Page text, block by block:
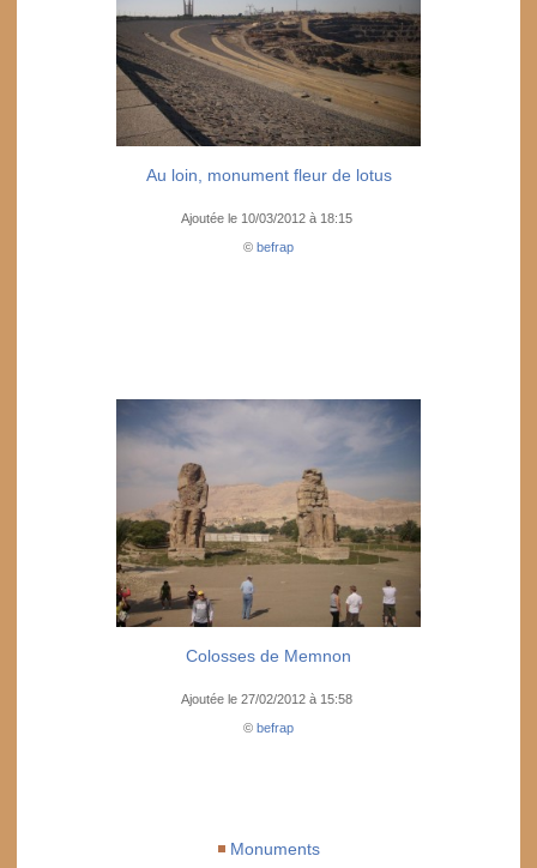
Au loin, monument fleur de lotus
Ajoutée le 10/03/2012 à 18:15
© befrap
Colosses de Memnon
Ajoutée le 27/02/2012 à 15:58
© befrap
Monuments